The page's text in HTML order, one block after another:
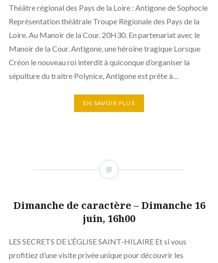
Théâtre régional des Pays de la Loire : Antigone de Sophocle
Représentation théâtrale Troupe Régionale des Pays de la
Loire. Au Manoir de la Cour. 20H30. En partenariat avec le
Manoir de la Cour. Antigone, une héroïne tragique Lorsque
Créon le nouveau roi interdit à quiconque d’organiser la
sépulture du traitre Polynice, Antigone est prête à…
EN SAVOIR PLUS
Dimanche de caractère – Dimanche 16
juin, 16h00
LES SECRETS DE L’ÉGLISE SAINT-HILAIRE Et si vous
profitiez d’une visite privée unique pour découvrir les